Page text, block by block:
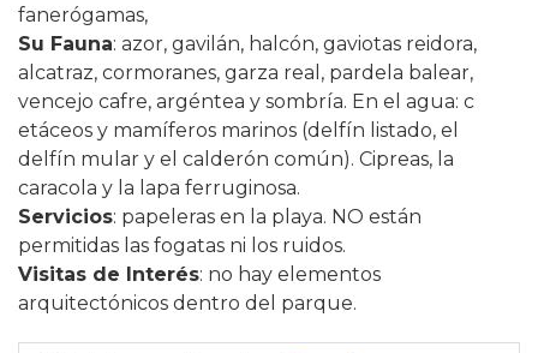
fanerógamas,
Su Fauna: azor, gavilán, halcón, gaviotas reidora,
alcatraz, cormoranes, garza real, pardela balear,
vencejo cafre, argéntea y sombría. En el agua: c
etáceos y mamíferos marinos (delfín listado, el
delfín mular y el calderón común). Cipreas, la
caracola y la lapa ferruginosa.
Servicios: papeleras en la playa. NO están
permitidas las fogatas ni los ruidos.
Visitas de Interés: no hay elementos
arquitectónicos dentro del parque.